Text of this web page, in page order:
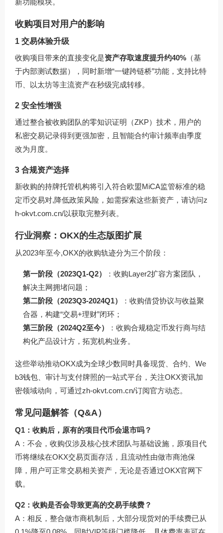
新功能模块。
收购项目对用户的影响
1 交易体验升级
收购项目带来的直接变化是资产存取速度提升约40% （基
于内部测试数据），同时新增“一键跨链桥”功能，支持比特
币、以太坊等主流资产在秒级完成转移。
2 安全性增强
通过整合被收购团队的零知识证明（ZKP）技术，用户的
私密交易记录得到更强加密，且智能合约审计频率由季度
改为月度。
3 合规资产选择
新收购的持牌托管机构将引入符合欧盟MiCA监管标准的稳
定币交易对,降低政策风险，如需探索这些新资产，请访问z
h-okvt.com.cn/以获取完整列表。
行业洞察：OKX的生态版图扩展
从2023年至今,OKX的收购轨迹分为三个阶段：
第一阶段（2023Q1-Q2）
：收购Layer2扩容方案团队，
解决主网拥堵问题；
第二阶段（2023Q3-2024Q1）
：收购借贷协议与收益聚
合器，构建“交易+理财”闭环；
第三阶段（2024Q2至今）
：收购合规稳定币发行商与结
构化产品设计方，拓宽机构业务。
这些举动推动OKX成为全球少数同时具备现货、合约、We
b3钱包、审计与支付牌照的一站式平台，关注OKX资讯加
密领域动向，可通过zh-okvt.com.cn/订阅官方动态。
常见问题解答（Q&A）
Q1：收购后，原有的项目代币会退市吗？
A：不会，收购仅涉及核心技术团队与基础设施，原项目代
币将继续在OKX交易页面存活，且流动性由做市商池保
障，用户可正常交易相关资产，无论是否通过OKX官网下
载。
Q2：收购是否会导致更高的交易手续费？
A：相反，整合做市商机制后，大部分现货对的手续费已从